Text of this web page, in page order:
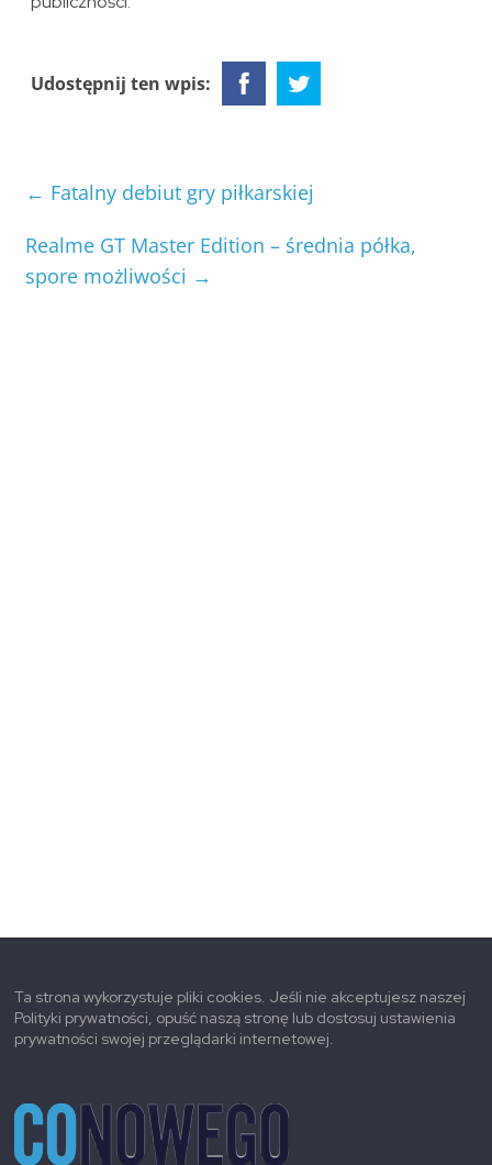
Udostępnij ten wpis:
← Fatalny debiut gry piłkarskiej
Realme GT Master Edition – średnia półka,
spore możliwości →
Ta strona wykorzystuje pliki cookies. Jeśli nie akceptujesz naszej
Polityki prywatności, opuść naszą stronę lub dostosuj ustawienia
prywatności swojej przeglądarki internetowej.